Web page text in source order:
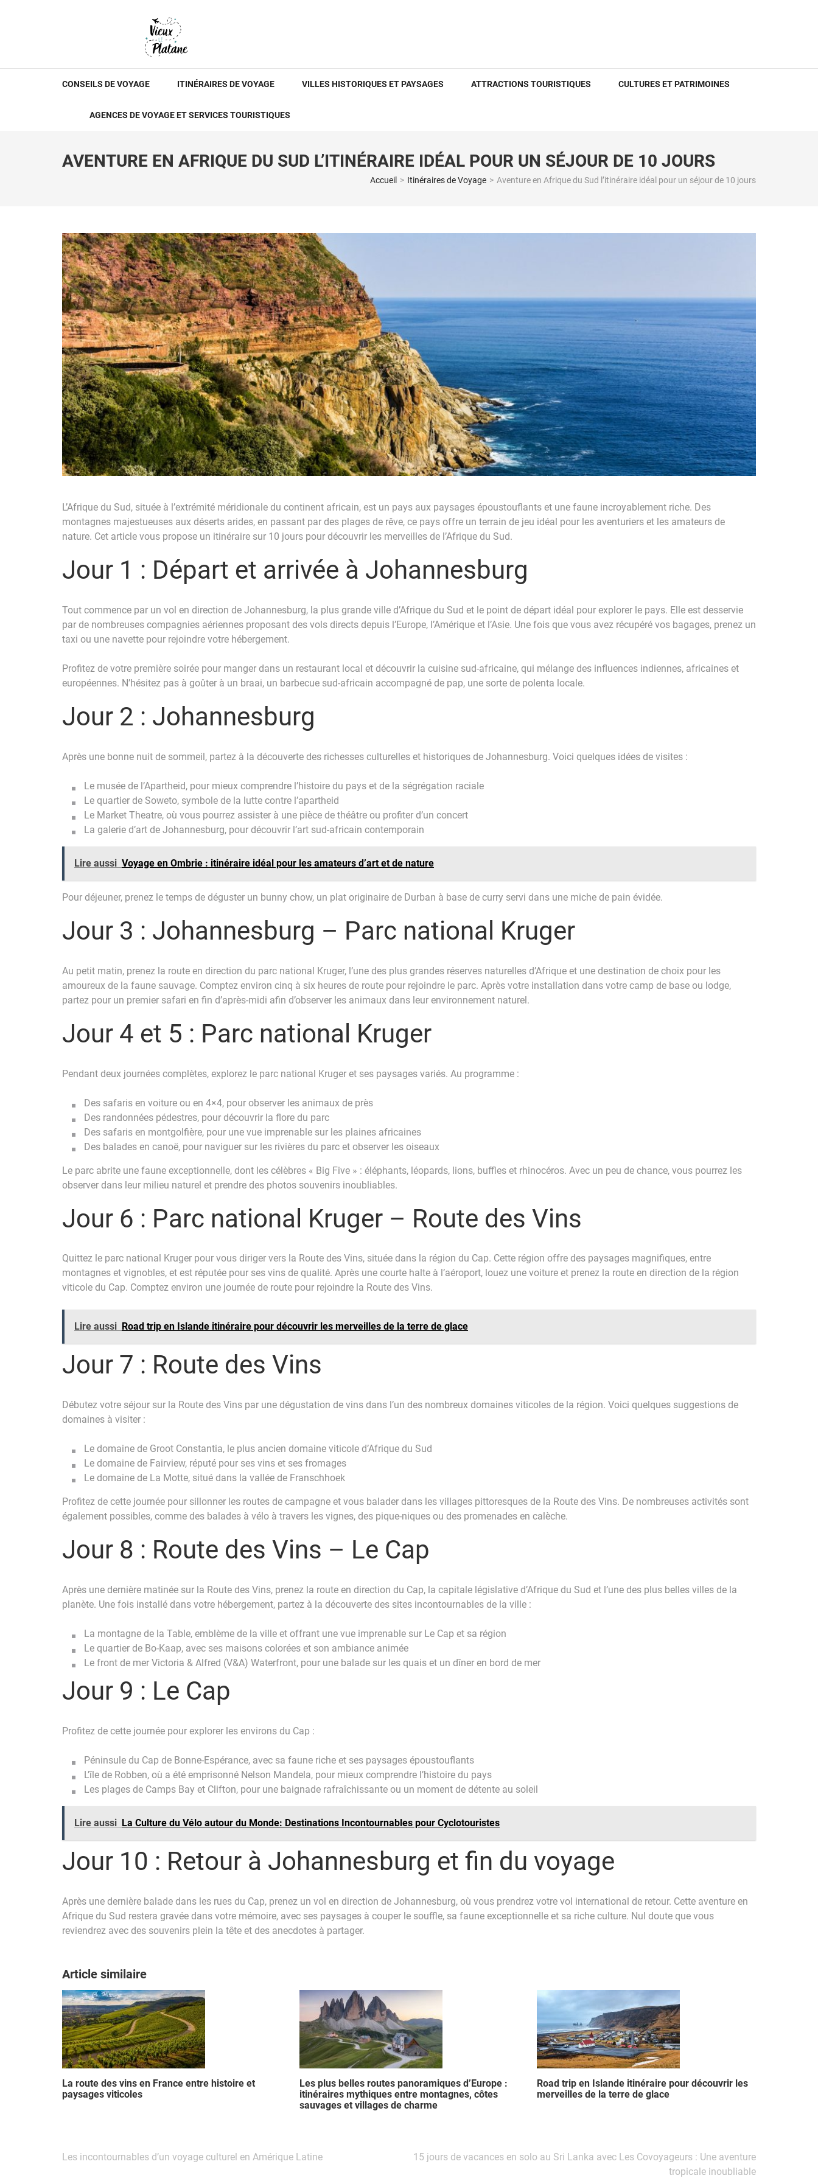
LE VIEUX PLATANE
CONSEILS DE VOYAGE ITINÉRAIRES DE VOYAGE VILLES HISTORIQUES ET PAYSAGES ATTRACTIONS TOURISTIQUES CULTURES ET PATRIMOINES
AGENCES DE VOYAGE ET SERVICES TOURISTIQUES
AVENTURE EN AFRIQUE DU SUD L’ITINÉRAIRE IDÉAL POUR UN SÉJOUR DE 10 JOURS
Accueil > Itinéraires de Voyage > Aventure en Afrique du Sud l’itinéraire idéal pour un séjour de 10 jours
L’Afrique du Sud, située à l’extrémité méridionale du continent africain, est un pays aux paysages époustouflants et une faune incroyablement riche. Des
montagnes majestueuses aux déserts arides, en passant par des plages de rêve, ce pays offre un terrain de jeu idéal pour les aventuriers et les amateurs de
nature. Cet article vous propose un itinéraire sur 10 jours pour découvrir les merveilles de l’Afrique du Sud.
Jour 1 : Départ et arrivée à Johannesburg
Tout commence par un vol en direction de Johannesburg, la plus grande ville d’Afrique du Sud et le point de départ idéal pour explorer le pays. Elle est desservie
par de nombreuses compagnies aériennes proposant des vols directs depuis l’Europe, l’Amérique et l’Asie. Une fois que vous avez récupéré vos bagages, prenez un
taxi ou une navette pour rejoindre votre hébergement.
Profitez de votre première soirée pour manger dans un restaurant local et découvrir la cuisine sud-africaine, qui mélange des influences indiennes, africaines et
européennes. N’hésitez pas à goûter à un braai, un barbecue sud-africain accompagné de pap, une sorte de polenta locale.
Jour 2 : Johannesburg
Après une bonne nuit de sommeil, partez à la découverte des richesses culturelles et historiques de Johannesburg. Voici quelques idées de visites :
Le musée de l’Apartheid, pour mieux comprendre l’histoire du pays et de la ségrégation raciale
Le quartier de Soweto, symbole de la lutte contre l’apartheid
Le Market Theatre, où vous pourrez assister à une pièce de théâtre ou profiter d’un concert
La galerie d’art de Johannesburg, pour découvrir l’art sud-africain contemporain
Lire aussi Voyage en Ombrie : itinéraire idéal pour les amateurs d’art et de nature
Pour déjeuner, prenez le temps de déguster un bunny chow, un plat originaire de Durban à base de curry servi dans une miche de pain évidée.
Jour 3 : Johannesburg – Parc national Kruger
Au petit matin, prenez la route en direction du parc national Kruger, l’une des plus grandes réserves naturelles d’Afrique et une destination de choix pour les
amoureux de la faune sauvage. Comptez environ cinq à six heures de route pour rejoindre le parc. Après votre installation dans votre camp de base ou lodge,
partez pour un premier safari en fin d’après-midi afin d’observer les animaux dans leur environnement naturel.
Jour 4 et 5 : Parc national Kruger
Pendant deux journées complètes, explorez le parc national Kruger et ses paysages variés. Au programme :
Des safaris en voiture ou en 4×4, pour observer les animaux de près
Des randonnées pédestres, pour découvrir la flore du parc
Des safaris en montgolfière, pour une vue imprenable sur les plaines africaines
Des balades en canoë, pour naviguer sur les rivières du parc et observer les oiseaux
Le parc abrite une faune exceptionnelle, dont les célèbres « Big Five » : éléphants, léopards, lions, buffles et rhinocéros. Avec un peu de chance, vous pourrez les
observer dans leur milieu naturel et prendre des photos souvenirs inoubliables.
Jour 6 : Parc national Kruger – Route des Vins
Quittez le parc national Kruger pour vous diriger vers la Route des Vins, située dans la région du Cap. Cette région offre des paysages magnifiques, entre
montagnes et vignobles, et est réputée pour ses vins de qualité. Après une courte halte à l’aéroport, louez une voiture et prenez la route en direction de la région
viticole du Cap. Comptez environ une journée de route pour rejoindre la Route des Vins.
Lire aussi Road trip en Islande itinéraire pour découvrir les merveilles de la terre de glace
Jour 7 : Route des Vins
Débutez votre séjour sur la Route des Vins par une dégustation de vins dans l’un des nombreux domaines viticoles de la région. Voici quelques suggestions de
domaines à visiter :
Le domaine de Groot Constantia, le plus ancien domaine viticole d’Afrique du Sud
Le domaine de Fairview, réputé pour ses vins et ses fromages
Le domaine de La Motte, situé dans la vallée de Franschhoek
Profitez de cette journée pour sillonner les routes de campagne et vous balader dans les villages pittoresques de la Route des Vins. De nombreuses activités sont
également possibles, comme des balades à vélo à travers les vignes, des pique-niques ou des promenades en calèche.
Jour 8 : Route des Vins – Le Cap
Après une dernière matinée sur la Route des Vins, prenez la route en direction du Cap, la capitale législative d’Afrique du Sud et l’une des plus belles villes de la
planète. Une fois installé dans votre hébergement, partez à la découverte des sites incontournables de la ville :
La montagne de la Table, emblème de la ville et offrant une vue imprenable sur Le Cap et sa région
Le quartier de Bo-Kaap, avec ses maisons colorées et son ambiance animée
Le front de mer Victoria & Alfred (V&A) Waterfront, pour une balade sur les quais et un dîner en bord de mer
Jour 9 : Le Cap
Profitez de cette journée pour explorer les environs du Cap :
Péninsule du Cap de Bonne-Espérance, avec sa faune riche et ses paysages époustouflants
L’île de Robben, où a été emprisonné Nelson Mandela, pour mieux comprendre l’histoire du pays
Les plages de Camps Bay et Clifton, pour une baignade rafraîchissante ou un moment de détente au soleil
Lire aussi La Culture du Vélo autour du Monde: Destinations Incontournables pour Cyclotouristes
Jour 10 : Retour à Johannesburg et fin du voyage
Après une dernière balade dans les rues du Cap, prenez un vol en direction de Johannesburg, où vous prendrez votre vol international de retour. Cette aventure en
Afrique du Sud restera gravée dans votre mémoire, avec ses paysages à couper le souffle, sa faune exceptionnelle et sa riche culture. Nul doute que vous
reviendrez avec des souvenirs plein la tête et des anecdotes à partager.
Article similaire
La route des vins en France entre histoire et
paysages viticoles
Les plus belles routes panoramiques d’Europe :
itinéraires mythiques entre montagnes, côtes
sauvages et villages de charme
Road trip en Islande itinéraire pour découvrir les
merveilles de la terre de glace
Navigation
Les incontournables d’un voyage culturel en Amérique Latine
15 jours de vacances en solo au Sri Lanka avec Les Covoyageurs : Une aventure
tropicale inoubliable